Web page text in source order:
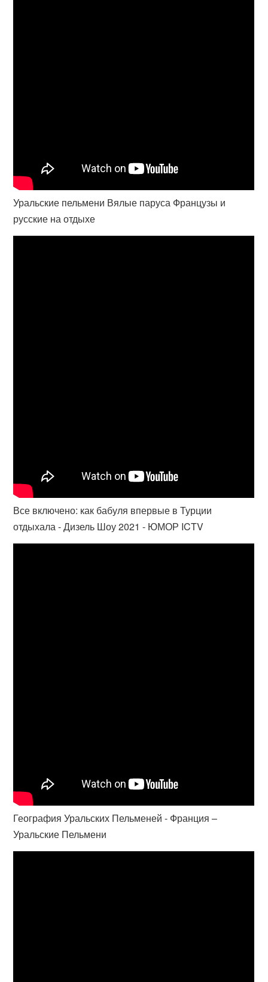
Уральские пельмени Вялые паруса Французы и
русские на отдыхе
Все включено: как бабуля впервые в Турции
отдыхала - Дизель Шоу 2021 - ЮМОР ICTV
География Уральских Пельменей - Франция –
Уральские Пельмени